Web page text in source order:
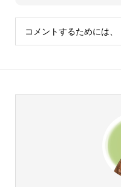
コメントするためには、